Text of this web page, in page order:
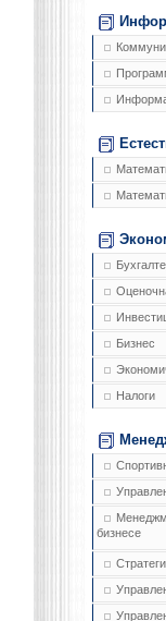
Бизнес
Налоги
бизнесе